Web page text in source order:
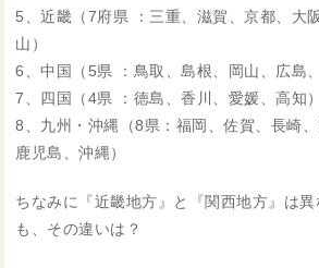
5、近畿（7府県 ：三重、滋賀、京都、大
山）
6、中国（5県 ：鳥取、島根、岡山、広島
7、四国（4県 ：徳島、香川、愛媛、高知）
8、九州・沖縄（8県：福岡、佐賀、長崎、
鹿児島、沖縄）
ちなみに『近畿地方』と『関西地方』は
も、その違いは？